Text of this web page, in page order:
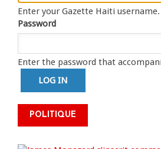
Enter your Gazette Haiti username.
Password
Enter the password that
POLITIQUE
James Monazard
électeur et appelle à la